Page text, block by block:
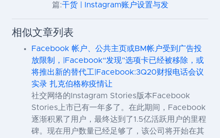
篇:干货 | Instagram账户设置与发
相似文章列表
Facebook 帐户、公共主页或BM帐户受到广告投
放限制，|Facebook“发现”选项卡已经被移除，或
将推出新的替代工|Facebook:3Q20财报电话会议
实录 扎克伯格称疫情让
社交网络的Instagram Stories版本Facebook
Stories上市已有一年多了。在此期间，Facebook
逐渐积累了用户，最终达到了1.5亿活跃用户的里程
碑。现在用户数量已经足够了，该公司将开始在其